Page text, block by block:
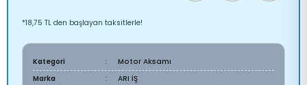
*18,75 TL den başlayan taksitlerle!
Kategori
Motor Aksamı
Marka
ARI İŞ